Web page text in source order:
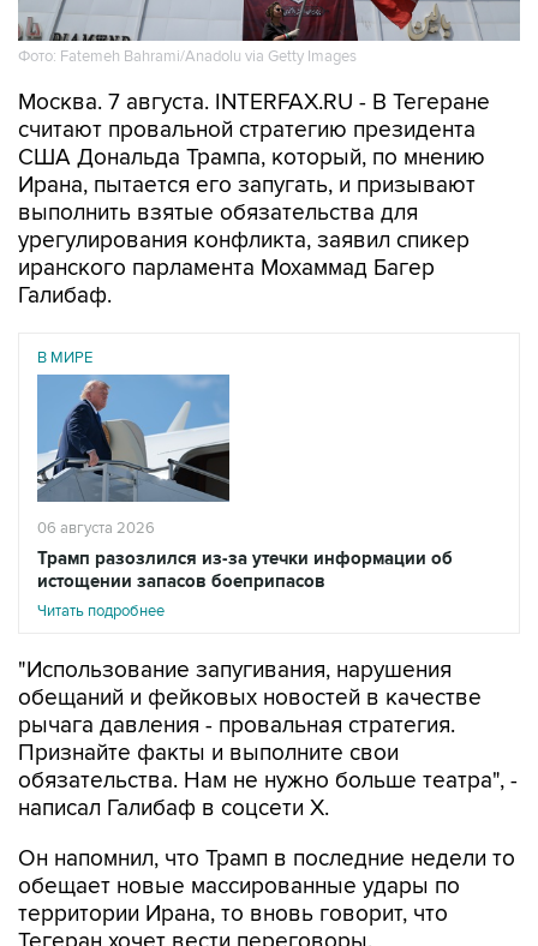
Фото: Fatemeh Bahrami/Anadolu via Getty Images
Москва. 7 августа. INTERFAX.RU - В Тегеране
считают провальной стратегию президента
США Дональда Трампа, который, по мнению
Ирана, пытается его запугать, и призывают
выполнить взятые обязательства для
урегулирования конфликта, заявил спикер
иранского парламента Мохаммад Багер
Галибаф.
В МИРЕ
06 августа 2026
Трамп разозлился из-за утечки информации об
истощении запасов боеприпасов
Читать подробнее
"Использование запугивания, нарушения
обещаний и фейковых новостей в качестве
рычага давления - провальная стратегия.
Признайте факты и выполните свои
обязательства. Нам не нужно больше театра", -
написал Галибаф в соцсети X.
Он напомнил, что Трамп в последние недели то
обещает новые массированные удары по
территории Ирана, то вновь говорит, что